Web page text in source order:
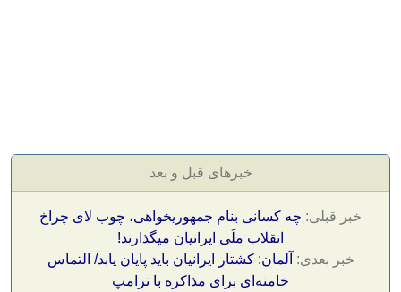
خبرهای قبل و بعد
خبر قبلی: چه کسانی بنام جمهوریخواهی، چوب لای چراخ
انقلاب ملَی ایرانیان میگذارند!
خبر بعدی: آلمان: کشتار ایرانیان باید پایان یابد/ التماس
خامنه‌ای برای مذاکره با ترامپ